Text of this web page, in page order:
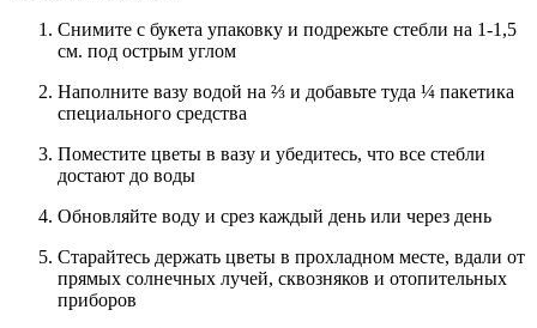
Снимите с букета упаковку и подрежьте стебли на 1-1,5
см. под острым углом
Наполните вазу водой на ⅔ и добавьте туда ¼ пакетика
специального средства
Поместите цветы в вазу и убедитесь, что все стебли
достают до воды
Обновляйте воду и срез каждый день или через день
Старайтесь держать цветы в прохладном месте, вдали от
прямых солнечных лучей, сквозняков и отопительных
приборов